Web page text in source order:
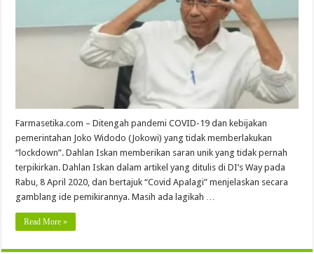
Farmasetika.com – Ditengah pandemi COVID-19 dan kebijakan
pemerintahan Joko Widodo (Jokowi) yang tidak memberlakukan
“lockdown”. Dahlan Iskan memberikan saran unik yang tidak pernah
terpikirkan. Dahlan Iskan dalam artikel yang ditulis di DI’s Way pada
Rabu, 8 April 2020, dan bertajuk “Covid Apalagi” menjelaskan secara
gamblang ide pemikirannya. Masih ada lagikah …
Read More »